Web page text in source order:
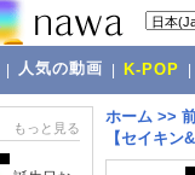
人気の動画 K-POP
もっと見る
ホーム >>
【セイキン